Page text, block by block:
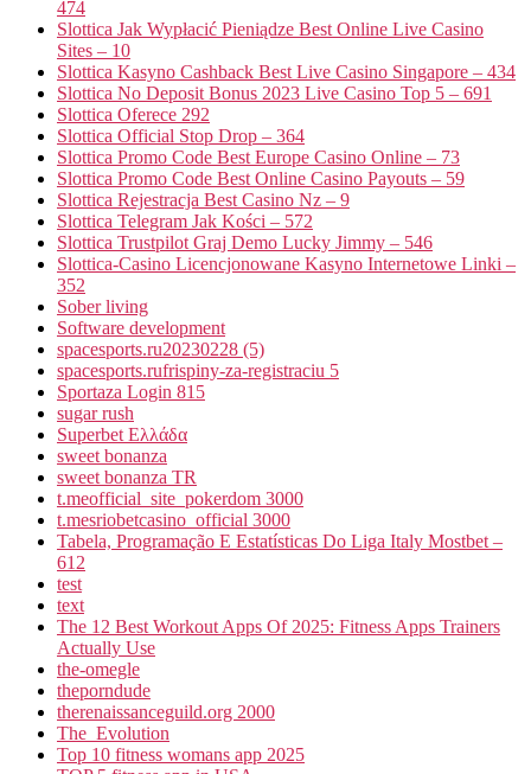
474
Slottica Jak Wypłacić Pieniądze Best Online Live Casino
Sites – 10
Slottica Kasyno Cashback Best Live Casino Singapore – 434
Slottica No Deposit Bonus 2023 Live Casino Top 5 – 691
Slottica Oferece 292
Slottica Official Stop Drop – 364
Slottica Promo Code Best Europe Casino Online – 73
Slottica Promo Code Best Online Casino Payouts – 59
Slottica Rejestracja Best Casino Nz – 9
Slottica Telegram Jak Kości – 572
Slottica Trustpilot Graj Demo Lucky Jimmy – 546
Slottica-Casino Licencjonowane Kasyno Internetowe Linki –
352
Sober living
Software development
spacesports.ru20230228 (5)
spacesports.rufrispiny-za-registraciu 5
Sportaza Login 815
sugar rush
Superbet Ελλάδα
sweet bonanza
sweet bonanza TR
t.meofficial_site_pokerdom 3000
t.mesriobetcasino_official 3000
Tabela, Programação E Estatísticas Do Liga Italy Mostbet –
612
test
text
The 12 Best Workout Apps Of 2025: Fitness Apps Trainers
Actually Use
the-omegle
theporndude
therenaissanceguild.org 2000
The_Evolution
Top 10 fitness womans app 2025